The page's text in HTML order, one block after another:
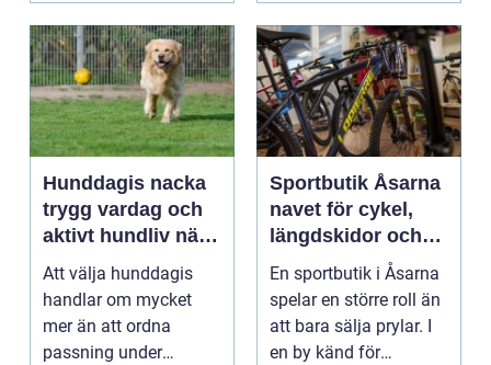
Hunddagis nacka
trygg vardag och
aktivt hundliv nära
stan
Att välja hunddagis
handlar om mycket
mer än att ordna
passning under
Sportbutik Åsarna
navet för cykel,
längdskidor och
löpning i södra
jämtland
En sportbutik i Åsarna
spelar en större roll än
att bara sälja prylar. I
en by känd för